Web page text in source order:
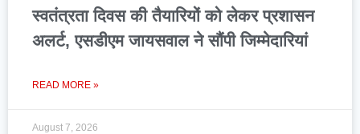
स्वतंत्रता दिवस की तैयारियों को लेकर प्रशासन
अलर्ट, एसडीएम जायसवाल ने सौंपी जिम्मेदारियां
READ MORE »
August 7, 2026